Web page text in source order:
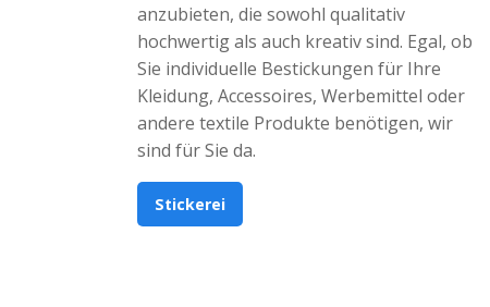
anzubieten, die sowohl qualitativ
hochwertig als auch kreativ sind. Egal, ob
Sie individuelle Bestickungen für Ihre
Kleidung, Accessoires, Werbemittel oder
andere textile Produkte benötigen, wir
sind für Sie da.
Stickerei